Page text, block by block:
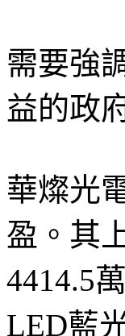
需要強
益的政
華燦光
盈。其
4414.5
LED藍